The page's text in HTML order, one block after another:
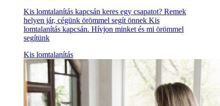
Kis lomtalanítás kapcsán keres egy csapatot? Remek
helyen jár, cégünk örömmel segít önnek Kis
lomtalanítás kapcsán. Hívjon minket és mi örömmel
segítünk
Kis lomtalanítás